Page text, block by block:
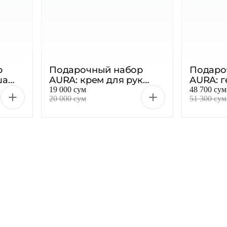
Подарочный набор
AURA: крем для рук
увлажняющий 75 мл +
комплексный крем для
19 000 сум
20 000 сум
AURA:
1, 250
Олива
48 700 сум
51 300 сум